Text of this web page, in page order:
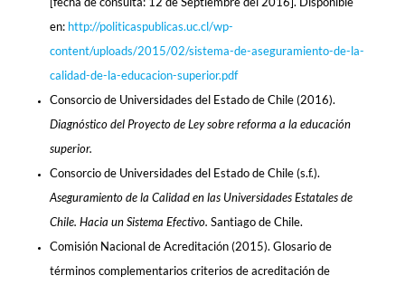
en: http://politicaspublicas.uc.cl/wp-
content/uploads/2015/02/sistema-de-aseguramiento-de-la-
calidad-de-la-educacion-superior.pdf
Consorcio de Universidades del Estado de Chile (2016).
Diagnóstico del Proyecto de Ley sobre reforma a la educación
superior.
Consorcio de Universidades del Estado de Chile (s.f.).
Aseguramiento de la Calidad en las Universidades Estatales de
Chile. Hacia un Sistema Efectivo. Santiago de Chile.
Comisión Nacional de Acreditación (2015). Glosario de
términos complementarios criterios de acreditación de